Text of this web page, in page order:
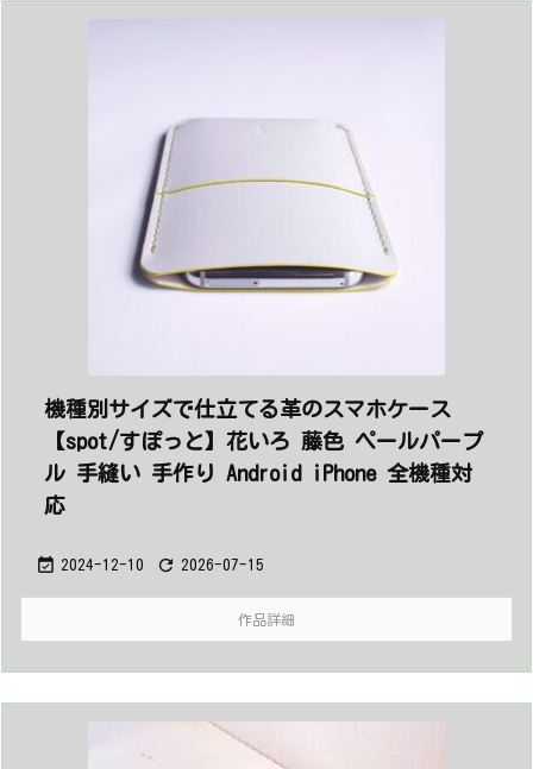
機種別サイズで仕立てる革のスマホケース
【spot/すぽっと】花いろ 藤色 ペールパープ
ル 手縫い 手作り Android iPhone 全機種対
応
 2024-12-10  2026-07-15
作品詳細